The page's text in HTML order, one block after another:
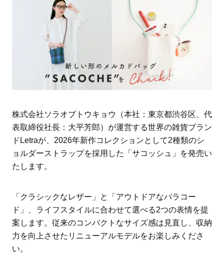
株式会社ソラオブトウキョウ（本社：東京都渋谷区、代
表取締役社長：大平芳郎）が運営する世界の雑貨ブラン
ドLetraが、2026年新作コレクションとして2種類のシ
ョルダーストラップを採用した「サコッシュ」を発売い
たします。
「クラシックなレザー」と「アウトドアなパラコー
ド」、ライフスタイルに合わせて選べる2つの表情を提
案します。従来のコンパクトなサイズ感は見直し、収納
力を向上させたリニューアルモデルをお楽しみくださ
い。